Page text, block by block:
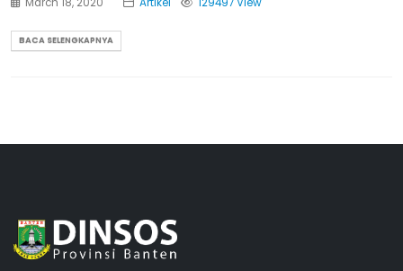
BACA SELENGKAPNYA